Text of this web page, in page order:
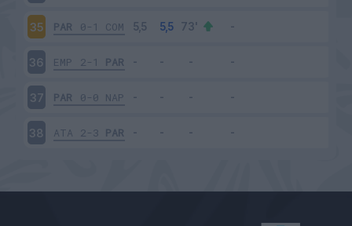
35 PAR 0-1 COM
36 EMP 2-1 PAR
37 PAR 0-0 NAP
38 ATA 2-3 PAR